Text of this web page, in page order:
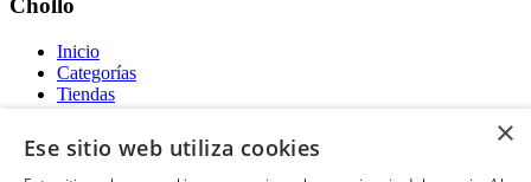
Chollo
Inicio
Categorías
Tiendas
Gratis
Acerca de
×
Ese sitio web utiliza cookies